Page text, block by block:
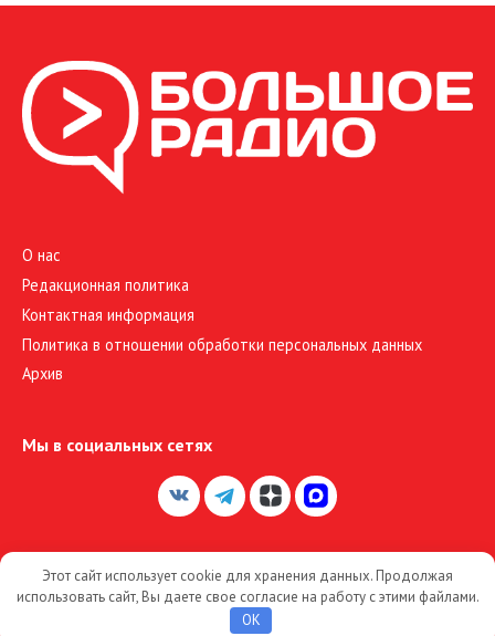
О нас
Редакционная политика
Контактная информация
Политика в отношении обработки персональных данных
Архив
Мы в социальных сетях
© 2026 Большое Радио
Этот сайт использует cookie для хранения данных. Продолжая
использовать сайт, Вы даете свое согласие на работу с этими файлами.
OK